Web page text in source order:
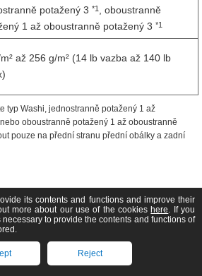
potažený 3 *1
, oboustranně
1 až oboustranně potažený 3 *1
až 256 g/m² (14 lb vazba až 140 lb
typ Washi, jednostranně potažený 1 až
oboustranně potažený 1 až oboustranně
pouze na přední stranu přední obálky a zadní
lze detekovat automaticky
mohou být rozpoznány automaticky po
its contents and functions and improve their
more about our use of the cookies here. If you
to provide the contents and functions of
Reject